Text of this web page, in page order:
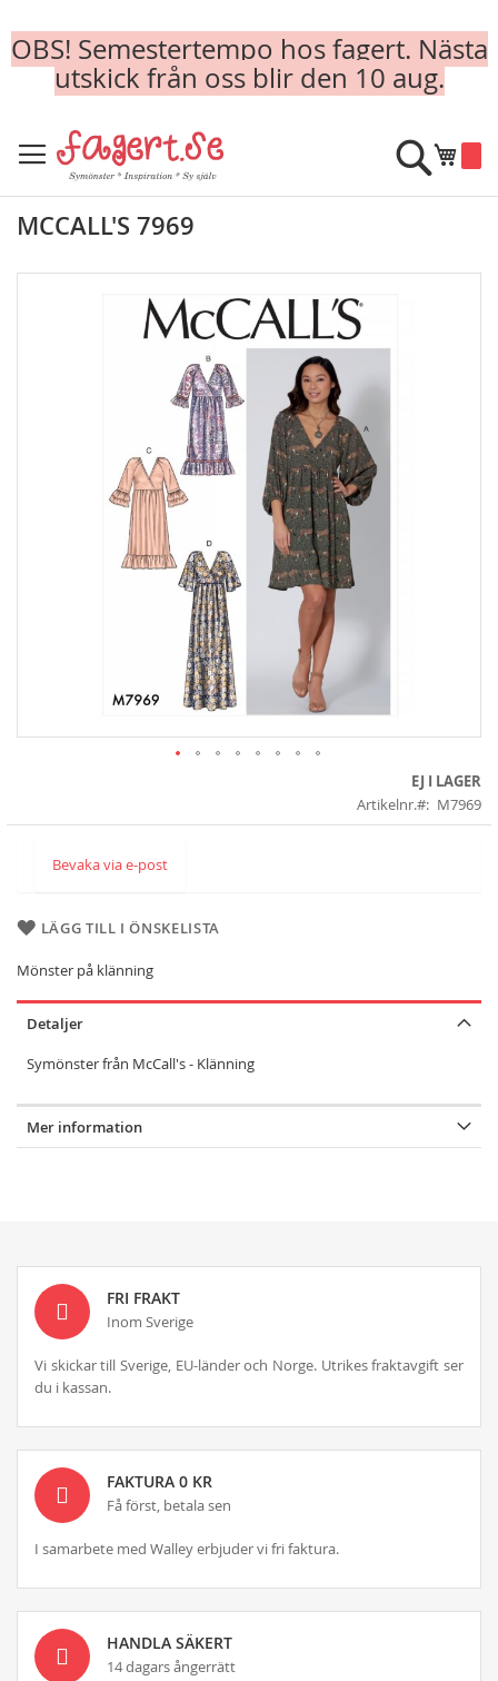
OBS! Semestertempo hos fagert. Nästa
utskick från oss blir den 10 aug.
to
Content
Min
Sök
MCCALL'S 7969
the
gallery
EJ I LAGER
Artikelnr.
M7969
Bevaka via e-post
LÄGG TILL I ÖNSKELISTA
Mönster på klänning
Detaljer
Symönster från McCall's - Klänning
Mer information
FRI FRAKT
Inom Sverige
Vi skickar till Sverige, EU-länder och Norge. Utrikes fraktavgift ser
du i kassan.
FAKTURA 0 KR
Få först, betala sen
I samarbete med Walley erbjuder vi fri faktura.
HANDLA SÄKERT
14 dagars ångerrätt